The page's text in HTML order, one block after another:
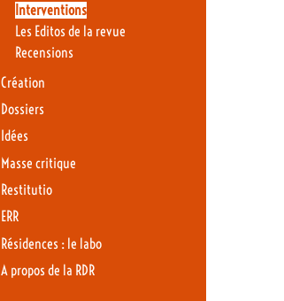
Interventions
Les Editos de la revue
Recensions
Création
Dossiers
Idées
Masse critique
Restitutio
ERR
Résidences : le labo
A propos de la RDR